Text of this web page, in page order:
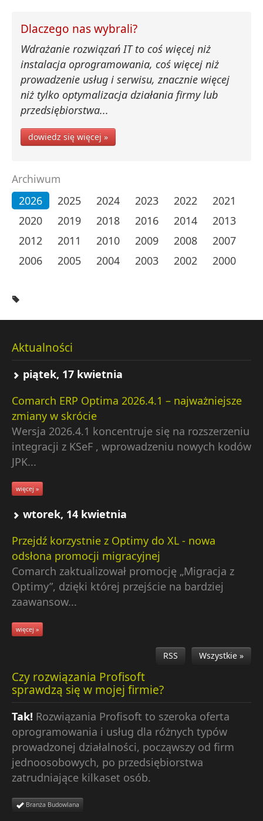
Dlaczego nas wybrali?
Wdrażanie rozwiązań IT to coś więcej niż
instalacja oprogramowania, coś więcej niż
prowadzenie usług i serwisu, znacznie więcej
niż tylko optymalizacja działania firmy lub
przedsiębiorstwa...
dowiedz się więcej »
Archiwum
2026
2025 2024 2023 2022
2021
2020
2019 2018 2016 2014
2013
2012
2011 2010 2009 2008
2007
2006
2005 2004 2003 2002 2000
Aktualności
piątek, 17 kwietnia
Comarch ERP Optima 2026.4.1 – najważniejsze
zmiany w skrócie
Wersja 2026.4.1 koncentruje się na rozszerzeniu
integracji z KSeF , wprowadzeniu nowych kodów
JPK...
więcej »
wtorek, 14 kwietnia
Przejdź korzystnie z Optimy do XL - nowa
odsłona promocji migracyjnej
Comarch zaktualizował promocję „Migracja z
Optimy”, dzięki której przejście na bardziej
zaawansow...
więcej »
RSS Wszystkie »
Czy rozwiązania Profisoft
sprawdzą się w mojej firmie?
Tak! Rozwiązania Profisoft to szeroka oferta
oprogramowania i usług dla różnych typów
prowadzonej działalności, począwszy od firm
jednoosobowych, po przedsiębiorstwa
zatrudniające kilkaset osób.
Branża Budowlana